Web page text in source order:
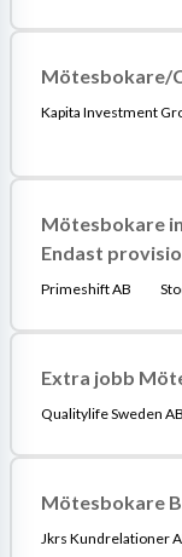
Mötesbokare/
Kapita Investment
Mötesbokare
Endast
Primeshift AB
Extra jobb
Qualitylife Sweden AB
Mötesbokare
Jkrs Kundrelationer